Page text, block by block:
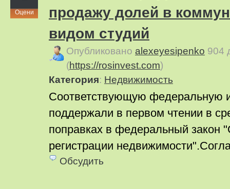
Оцени
продажу долей в
видом студий
Опубликовано alexeyesipenko 904
(https://rosinvest.com)
Категория: Недвижимость
Соответствующую федеральную
поддержали в первом чтении в
поправках в федеральный закон
регистрации
Обсудить